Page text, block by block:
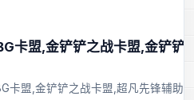
卡盟,金铲铲之战卡盟,金铲铲
卡盟,金铲铲之战卡盟,超凡先锋辅助